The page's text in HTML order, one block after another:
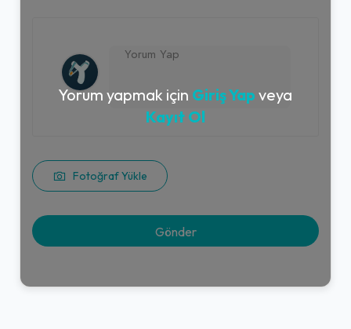
Fotoğraf Yükle
Yorum yapmak için Giriş Yap veya
Kayıt Ol